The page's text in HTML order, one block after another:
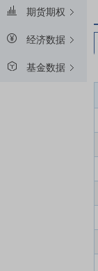
期货期权
经济数据
基金数据